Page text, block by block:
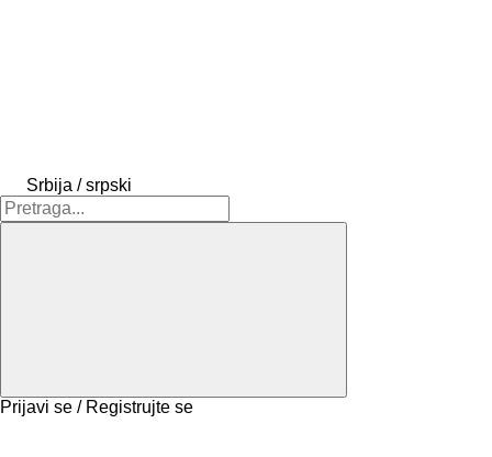
Srbija / srpski
Prijavi se / Registrujte se